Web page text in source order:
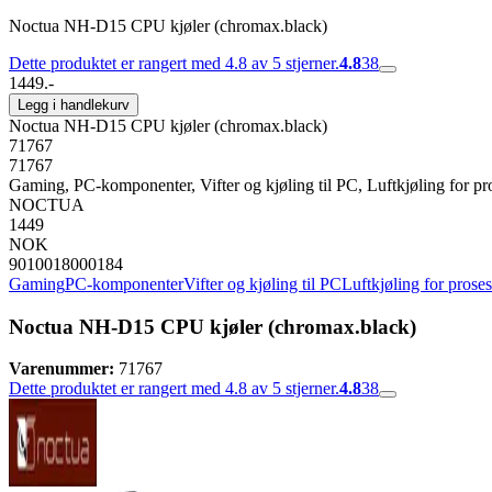
Noctua NH-D15 CPU kjøler (chromax.black)
Dette produktet er rangert med 4.8 av 5 stjerner.4.838
1449.-
Legg i handlekurv
Noctua NH-D15 CPU kjøler (chromax.black)
71767
71767
Gaming, PC-komponenter, Vifter og kjøling til PC, Luftkjøling for
NOCTUA
1449
NOK
9010018000184
GamingPC-komponenterVifter og kjøling til PCLuftkjøling for
Noctua NH-D15 CPU kjøler (chromax.black)
Varenummer: 71767
Dette produktet er rangert med 4.8 av 5 stjerner.4.838